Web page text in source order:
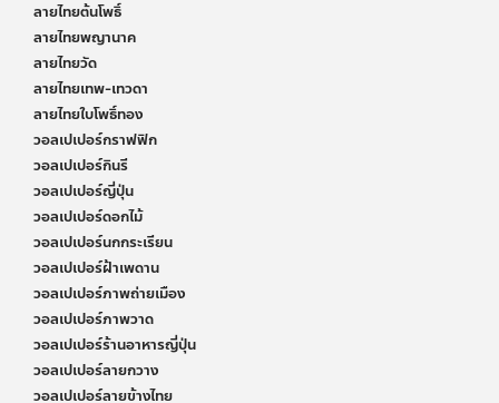
ลายไทยต้นโพธิ์
ลายไทยพญานาค
ลายไทยวัด
ลายไทยเทพ-เทวดา
ลายไทยใบโพธิ์ทอง
วอลเปเปอร์กราฟฟิก
วอลเปเปอร์กินรี
วอลเปเปอร์ญี่ปุ่น
วอลเปเปอร์ดอกไม้
วอลเปเปอร์นกกระเรียน
วอลเปเปอร์ฝ้าเพดาน
วอลเปเปอร์ภาพถ่ายเมือง
วอลเปเปอร์ภาพวาด
วอลเปเปอร์ร้านอาหารญี่ปุ่น
วอลเปเปอร์ลายกวาง
วอลเปเปอร์ลายข้างไทย